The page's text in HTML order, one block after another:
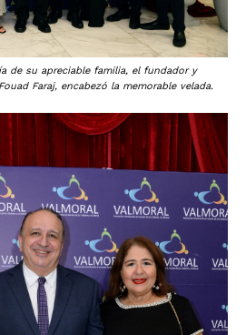
de su apreciable familia, el fundador y
Faraj, encabezó la memorable velada.